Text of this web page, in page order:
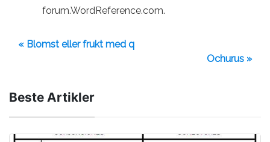
forum.WordReference.com.
« Blomst eller frukt med q
Ochurus »
Beste Artikler